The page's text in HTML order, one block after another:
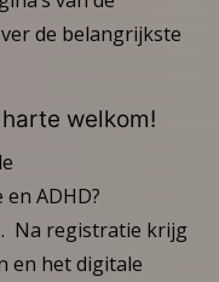
de belangrijkste
welkom!
ADHD?
. Na registratie krijg
en het digitale